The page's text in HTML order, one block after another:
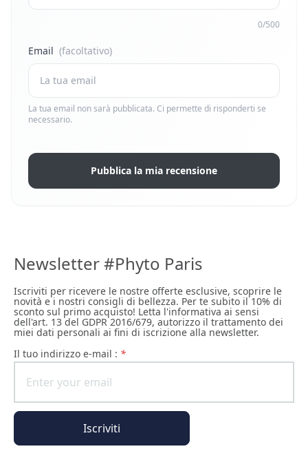
0/500
Email (facoltativo)
La tua email non sarà pubblicata. Ci permette di risponderti se
necessario.
Pubblica la mia recensione
Newsletter #Phyto Paris
Iscriviti per ricevere le nostre offerte esclusive, scoprire le
novità e i nostri consigli di bellezza. Per te subito il 10% di
sconto sul primo acquisto! Letta l'informativa ai sensi
dell'art. 13 del GDPR 2016/679, autorizzo il trattamento dei
miei dati personali ai fini di iscrizione alla newsletter.
il tuo indirizzo e-mail : *
Iscriviti